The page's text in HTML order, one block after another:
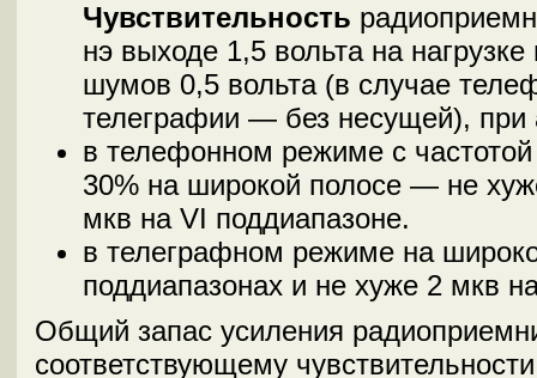
Чувствительность
нэ выходе 1,5 вольта на
шумов 0,5 вольта (в случае
телеграфии — без несущей), при
в телефонном режиме с
30% на широкой полосе — не
мкв на VI поддиапазоне.
в телеграфном режиме на
поддиапазонах и не хуже 2 мкв
Общий запас усиления
соответствующему